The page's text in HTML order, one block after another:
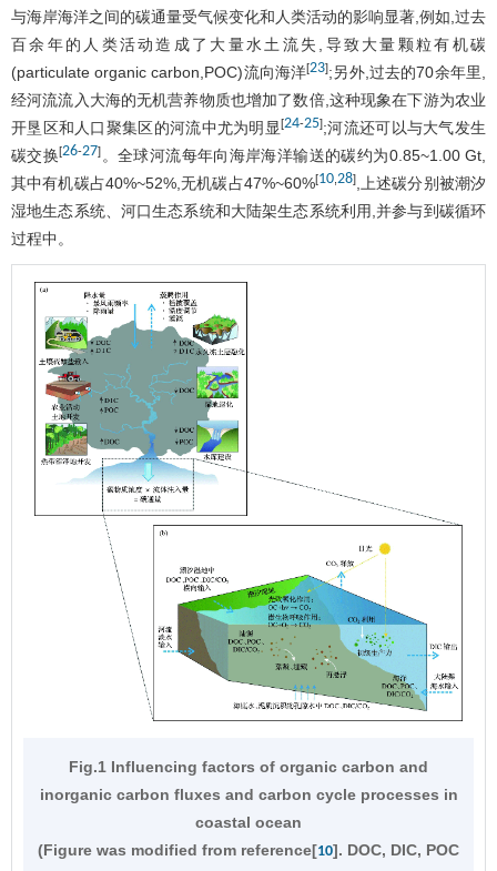
与海岸海洋之间的碳通量受气候变化和人类活动的影响显著,例如,过去
百余年的人类活动造成了大量水土流失,导致大量颗粒有机碳
(particulate organic carbon,POC)流向海洋[23];另外,过去的70余年里,
经河流流入大海的无机营养物质也增加了数倍,这种现象在下游为农业
开垦区和人口聚集区的河流中尤为明显[24-25];河流还可以与大气发生
碳交换[26-27] 。全球河流每年向海岸海洋输送的碳约为0.85~1.00 Gt,
其中有机碳占40%~52%,无机碳占47%~60%[10, 28],上述碳分别被潮汐
湿地生态系统、河口生态系统和大陆架生态系统利用,并参与到碳循环
过程中。
Fig.1 Influencing factors of organic carbon and
inorganic carbon fluxes and carbon cycle processes in
coastal ocean
(Figure was modified from reference[10]. DOC, DIC, POC